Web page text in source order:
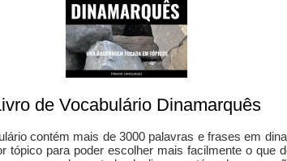
de Vocabulário Dinamarquês
contém mais de 3000 palavras e frases em
tópico para poder escolher mais facilmente o que